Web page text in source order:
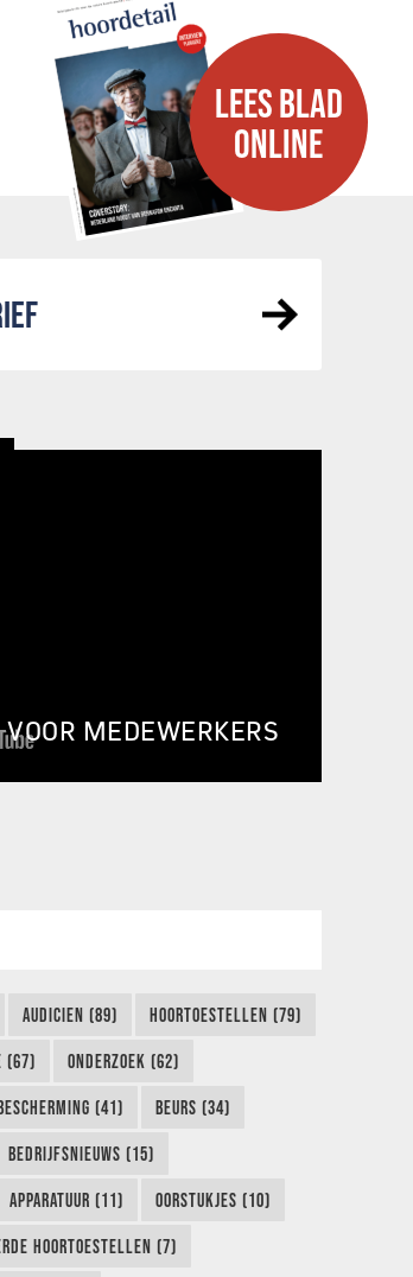
LEES BLAD
ONLINE
MEDEWERKERS
AUDICIEN (89) HOORTOESTELLEN (79)
(67) ONDERZOEK (62)
(41) BEURS (34)
BEDRIJFSNIEUWS (15)
APPARATUUR (11) OORSTUKJES (10)
HOORTOESTELLEN (7)